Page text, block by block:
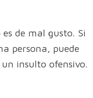
de mal gusto. Si
persona, puede
insulto ofensivo.